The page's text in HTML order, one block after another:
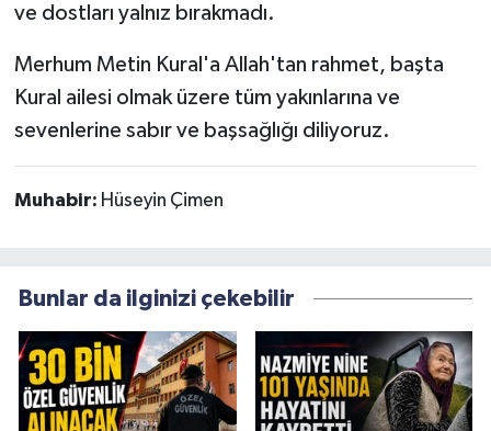
ve dostları yalnız bırakmadı.
Merhum Metin Kural'a Allah'tan rahmet, başta
Kural ailesi olmak üzere tüm yakınlarına ve
sevenlerine sabır ve başsağlığı diliyoruz.
Muhabir: Hüseyin Çimen
Bunlar da ilginizi çekebilir